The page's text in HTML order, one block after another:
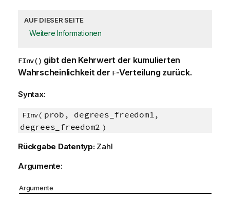
AUF DIESER SEITE
Weitere Informationen
FInv() gibt den Kehrwert der kumulierten
Wahrscheinlichkeit der F-Verteilung zurück.
Syntax:
FInv( prob, degrees_freedom1,
degrees_freedom2 )
Rückgabe Datentyp: Zahl
Argumente:
Argumente